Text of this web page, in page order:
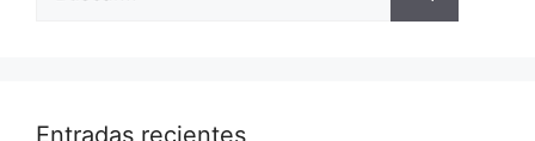
Entradas recientes